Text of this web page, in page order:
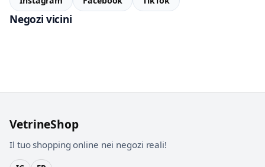
Negozi vicini
VetrineShop
Il tuo shopping online nei negozi reali!